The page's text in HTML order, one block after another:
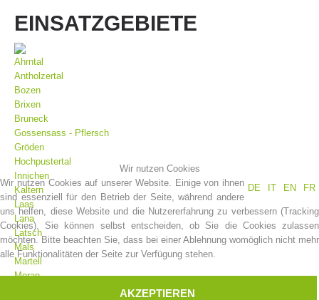
Vereinsgeschichte
EINSATZGEBIETE
Ahrntal
Antholzertal
Bozen
Brixen
Bruneck
Gossensass - Pflersch
Gröden
Hochpustertal
Innichen
Kaltern
Laas
Lana
Latsch
Mals
Martell
Meran
Wir nutzen Cookies
DE
IT EN FR
Wir nutzen Cookies auf unserer Website. Einige von ihnen
sind essenziell für den Betrieb der Seite, während andere
uns helfen, diese Website und die Nutzererfahrung zu verbessern (Tracking
Cookies). Sie können selbst entscheiden, ob Sie die Cookies zulassen
möchten. Bitte beachten Sie, dass bei einer Ablehnung womöglich nicht mehr
alle Funktionalitäten der Seite zur Verfügung stehen.
AKZEPTIEREN